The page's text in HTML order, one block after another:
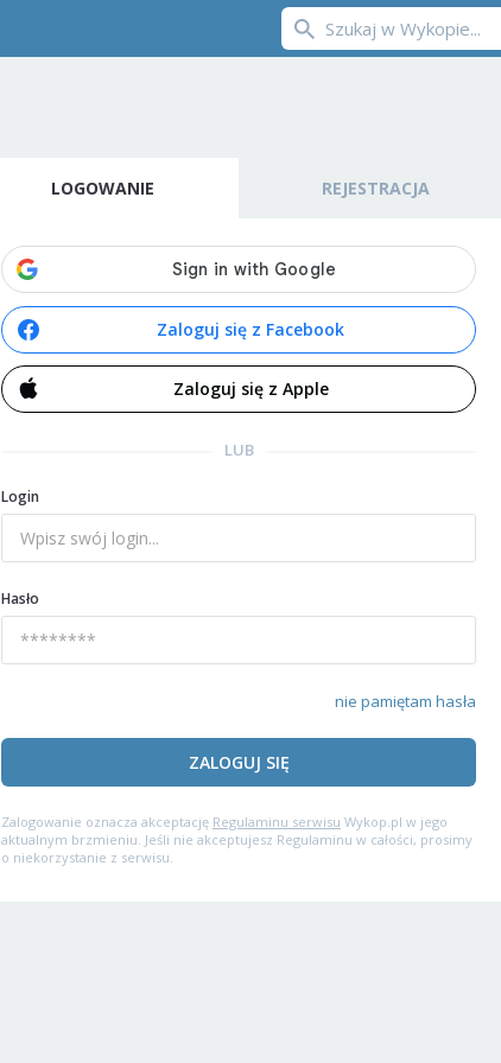
LOGOWANIE REJESTRACJA
Zaloguj się z Facebook
Zaloguj się z Apple
LUB
Login
Hasło
nie pamiętam hasła
ZALOGUJ SIĘ
Zalogowanie oznacza akceptację Regulaminu serwisu Wykop.pl w jego
aktualnym brzmieniu. Jeśli nie akceptujesz Regulaminu w całości, prosimy
o niekorzystanie z serwisu.